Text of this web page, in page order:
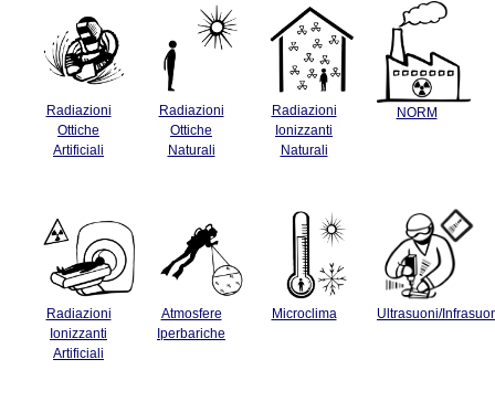
Radiazioni
Ottiche
Artificiali
Radiazioni
Ottiche
Naturali
Radiazioni
Ionizzanti
Naturali
NORM
Radiazioni
Ionizzanti
Artificiali
Atmosfere
Iperbariche
Microclima Ultrasuoni/